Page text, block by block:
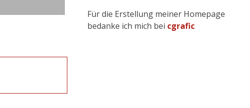
Für die Erstellung meiner Homepage
bedanke ich mich bei cgrafic